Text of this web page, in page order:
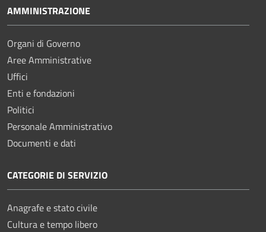
AMMINISTRAZIONE
Organi di Governo
Aree Amministrative
Uffici
Enti e fondazioni
Politici
Personale Amministrativo
Documenti e dati
CATEGORIE DI SERVIZIO
Anagrafe e stato civile
Cultura e tempo libero